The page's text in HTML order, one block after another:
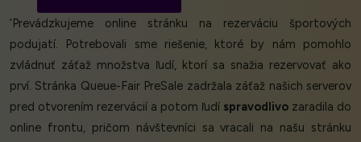
‘Prevádzkujeme online stránku na rezerváciu športových
podujatí. Potrebovali sme riešenie, ktoré by nám pomohlo
zvládnuť záťaž množstva ľudí, ktorí sa snažia rezervovať ako
prví. Stránka Queue-Fair PreSale zadržala záťaž našich serverov
pred otvorením rezervácií a potom ľudí spravodlivo zaradila do
online frontu, pričom návštevníci sa vracali na našu stránku